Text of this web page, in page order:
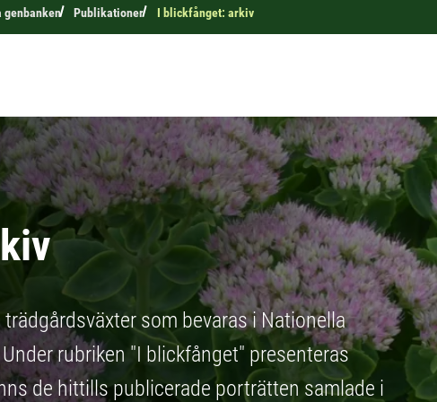
Publikationer I blickfånget: arkiv
som bevaras i Nationella
rubriken "I blickfånget" presenteras
de hittills publicerade porträtten samlade i